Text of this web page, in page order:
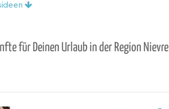
für Deinen Urlaub in der Region Nievre